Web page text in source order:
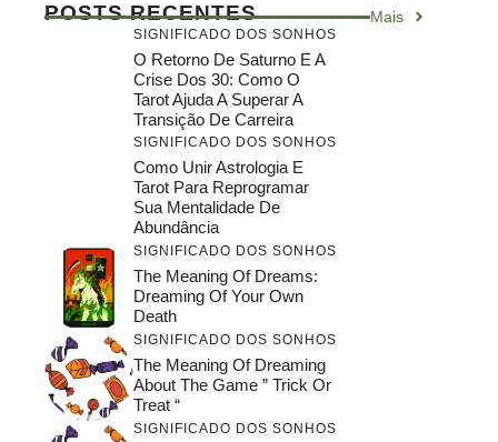
POSTS RECENTES Mais
SIGNIFICADO DOS SONHOS
O Retorno De Saturno E A
Crise Dos 30: Como O
Tarot Ajuda A Superar A
Transição De Carreira
SIGNIFICADO DOS SONHOS
Como Unir Astrologia E
Tarot Para Reprogramar
Sua Mentalidade De
Abundância
SIGNIFICADO DOS SONHOS
The Meaning Of Dreams:
Dreaming Of Your Own
Death
SIGNIFICADO DOS SONHOS
The Meaning Of Dreaming
About The Game ” Trick Or
Treat “
SIGNIFICADO DOS SONHOS